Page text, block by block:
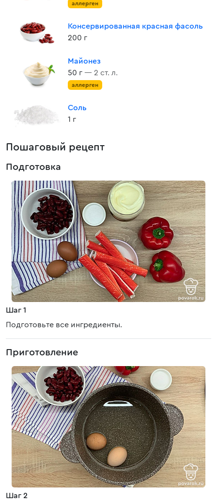
аллерген
Консервированная красная фасоль
200 г
Майонез
50 г — 2 ст. л.
аллерген
Соль
1 г
Пошаговый рецепт
Подготовка
Шаг 1
Подготовьте все ингредиенты.
Приготовление
Шаг 2